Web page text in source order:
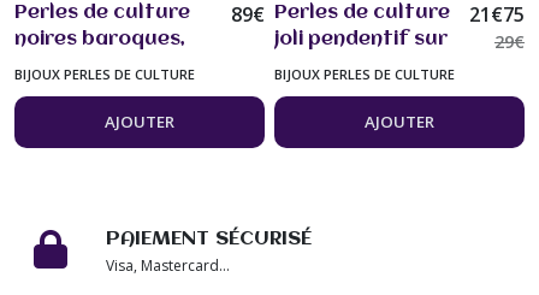
Perles de culture
noires baroques,
pendentif pierre de
lune fermoir feuille
à la base 47 cm
Bijou femme.
89€
BIJOUX PERLES DE CULTURE
AJOUTER
Perles de culture
joli pendentif sur
collier chaîne
Argent 925
plaqué bijou
femme
21€75
29€
BIJOUX PERLES DE CULTURE
AJOUTER
PAIEMENT SÉCURISÉ
Visa, Mastercard...